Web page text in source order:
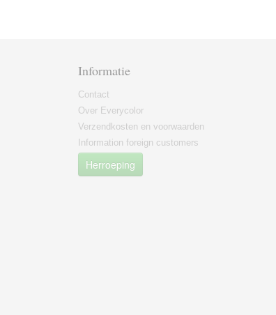
Informatie
Contact
Over Everycolor
Verzendkosten en voorwaarden
Information foreign customers
Herroeping